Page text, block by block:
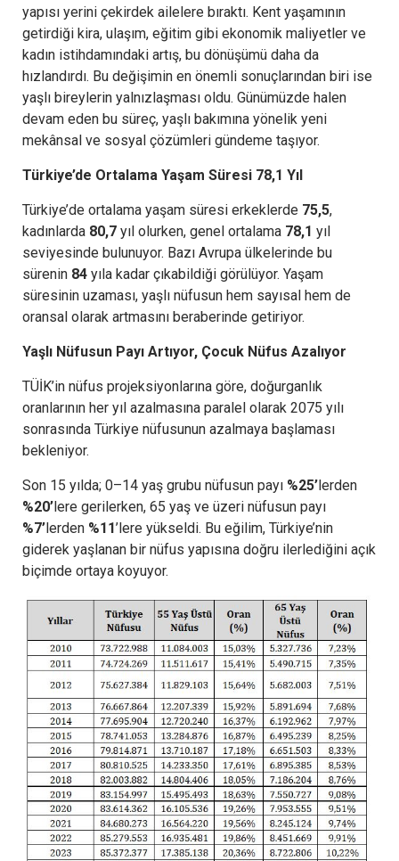
yapısı yerini çekirdek ailelere bıraktı. Kent yaşamının
getirdiği kira, ulaşım, eğitim gibi ekonomik maliyetler ve
kadın istihdamındaki artış, bu dönüşümü daha da
hızlandırdı. Bu değişimin en önemli sonuçlarından biri ise
yaşlı bireylerin yalnızlaşması oldu. Günümüzde halen
devam eden bu süreç, yaşlı bakımına yönelik yeni
mekânsal ve sosyal çözümleri gündeme taşıyor.
Türkiye’de Ortalama Yaşam Süresi 78,1 Yıl
Türkiye’de ortalama yaşam süresi erkeklerde 75,5,
kadınlarda 80,7 yıl olurken, genel ortalama 78,1 yıl
seviyesinde bulunuyor. Bazı Avrupa ülkelerinde bu
sürenin 84 yıla kadar çıkabildiği görülüyor. Yaşam
süresinin uzaması, yaşlı nüfusun hem sayısal hem de
oransal olarak artmasını beraberinde getiriyor.
Yaşlı Nüfusun Payı Artıyor, Çocuk Nüfus Azalıyor
TÜİK’in nüfus projeksiyonlarına göre, doğurganlık
oranlarının her yıl azalmasına paralel olarak 2075 yılı
sonrasında Türkiye nüfusunun azalmaya başlaması
bekleniyor.
Son 15 yılda; 0–14 yaş grubu nüfusun payı %25’lerden
%20’lere gerilerken, 65 yaş ve üzeri nüfusun payı
%7’lerden %11’lere yükseldi. Bu eğilim, Türkiye’nin
giderek yaşlanan bir nüfus yapısına doğru ilerlediğini açık
biçimde ortaya koyuyor.